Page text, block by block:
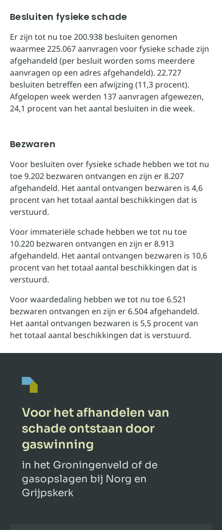
Besluiten fysieke schade
Er zijn tot nu toe 200.938 besluiten genomen
waarmee 225.067 aanvragen voor fysieke schade zijn
afgehandeld (per besluit worden soms meerdere
aanvragen op een adres afgehandeld). 22.727
besluiten betreffen een afwijzing (11,3 procent).
Afgelopen week werden 137 aanvragen afgewezen,
24,1 procent van het aantal besluiten in die week.
Bezwaren
Voor besluiten over fysieke schade hebben we tot nu
toe 9.202 bezwaren ontvangen en zijn er 8.207
afgehandeld. Het aantal ontvangen bezwaren is 4,6
procent van het totaal aantal beschikkingen dat is
verstuurd.
Voor immateriële schade hebben we tot nu toe
10.220 bezwaren ontvangen en zijn er 8.913
afgehandeld. Het aantal ontvangen bezwaren is 10,6
procent van het totaal aantal beschikkingen dat is
verstuurd.
Voor waardedaling hebben we tot nu toe 6.521
bezwaren ontvangen en zijn er 6.504 afgehandeld.
Het aantal ontvangen bezwaren is 5,5 procent van
het totaal aantal beschikkingen dat is verstuurd.
Voor het afhandelen van
schade ontstaan door
gaswinning
in het Groningenveld of de
gasopslagen bij Norg en
Grijpskerk